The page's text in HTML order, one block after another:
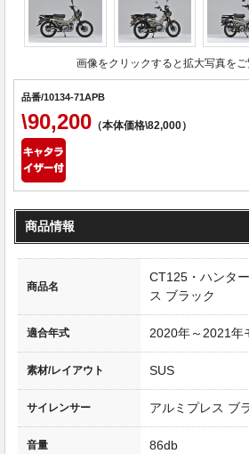
画像をクリックすると拡大写真を
品番/10134-71APB
\90,200 （本体価格\82,000）
商品情報
商品名
CT125・ハンタ
ス ブラック
適合年式 2020年～2021年
素材/レイアウト SUS
サイレンサー アルミプレス ブ
音量 86db